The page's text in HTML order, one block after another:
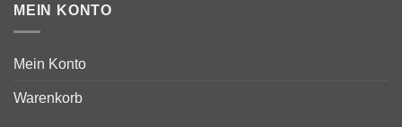
MEIN KONTO
Mein Konto
Warenkorb